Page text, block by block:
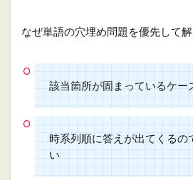
なぜ単語の穴埋め問題を優先して
該当箇所が固まっているケー
時系列順に答えが出てくるの
い